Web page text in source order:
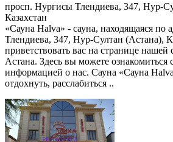
просп. Нургисы Тлендиева, 347, Нур-
Казахстан
«Сауна Halva» - сауна, находящаяся по
Тлендиева, 347, Нур-Султан (Астана),
приветствовать вас на странице нашей
Астана. Здесь вы можете ознакомиться
информацией о нас. Сауна «Сауна
отдохнуть, расслабиться ..